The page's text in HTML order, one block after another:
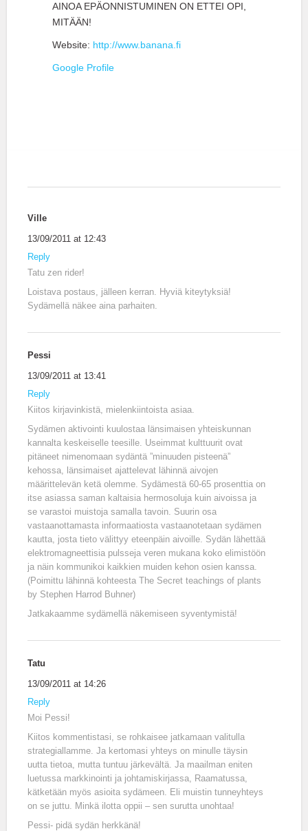
AINOA EPÄONNISTUMINEN ON ETTEI OPI,
MITÄÄN!
Website: http://www.banana.fi
Google Profile
Ville
13/09/2011 at 12:43
Reply
Tatu zen rider!
Loistava postaus, jälleen kerran. Hyviä kiteytyksiä!
Sydämellä näkee aina parhaiten.
Pessi
13/09/2011 at 13:41
Reply
Kiitos kirjavinkistä, mielenkiintoista asiaa.
Sydämen aktivointi kuulostaa länsimaisen yhteiskunnan
kannalta keskeiselle teesille. Useimmat kulttuurit ovat
pitäneet nimenomaan sydäntä ”minuuden pisteenä”
kehossa, länsimaiset ajattelevat lähinnä aivojen
määrittelevän ketä olemme. Sydämestä 60-65 prosenttia on
itse asiassa saman kaltaisia hermosoluja kuin aivoissa ja
se varastoi muistoja samalla tavoin. Suurin osa
vastaanottamasta informaatiosta vastaanotetaan sydämen
kautta, josta tieto välittyy eteenpäin aivoille. Sydän lähettää
elektromagneettisia pulsseja veren mukana koko elimistöön
ja näin kommunikoi kaikkien muiden kehon osien kanssa.
(Poimittu lähinnä kohteesta The Secret teachings of plants
by Stephen Harrod Buhner)
Jatkakaamme sydämellä näkemiseen syventymistä!
Tatu
13/09/2011 at 14:26
Reply
Moi Pessi!
Kiitos kommentistasi, se rohkaisee jatkamaan valitulla
strategiallamme. Ja kertomasi yhteys on minulle täysin
uutta tietoa, mutta tuntuu järkevältä. Ja maailman eniten
luetussa markkinointi ja johtamiskirjassa, Raamatussa,
kätketään myös asioita sydämeen. Eli muistin tunneyhteys
on se juttu. Minkä ilotta oppii – sen surutta unohtaa!
Pessi- pidä sydän herkkänä!